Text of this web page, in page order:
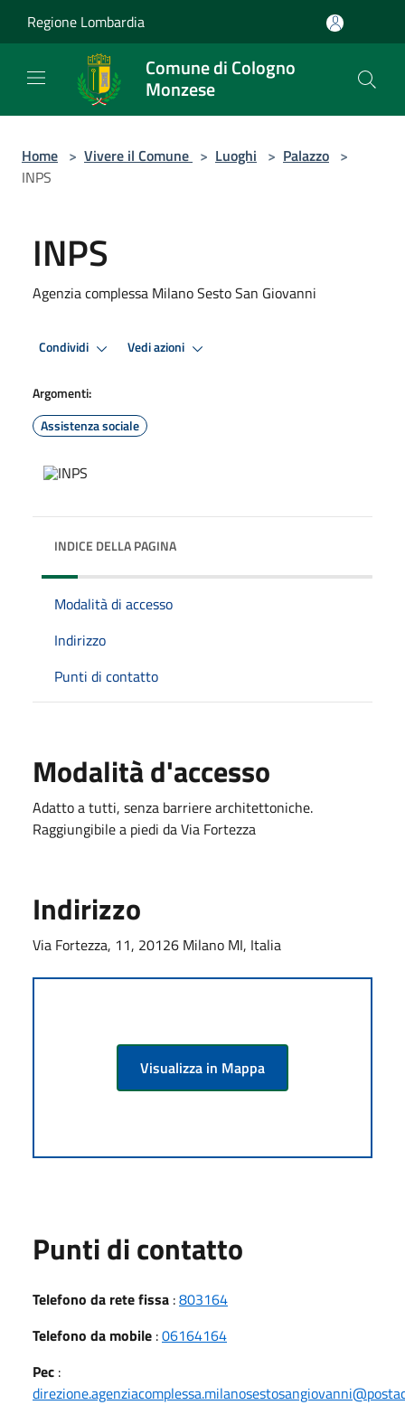
Regione Lombardia
Comune di Cologno
Monzese
Home > Vivere il Comune > Luoghi > Palazzo >
INPS
INPS
Agenzia complessa Milano Sesto San Giovanni
Condividi Vedi azioni
Argomenti:
Assistenza sociale
INDICE DELLA PAGINA
Modalità di accesso
Indirizzo
Punti di contatto
Modalità d'accesso
Adatto a tutti, senza barriere architettoniche.
Raggiungibile a piedi da Via Fortezza
Indirizzo
Via Fortezza, 11, 20126 Milano MI, Italia
Visualizza in Mappa
Punti di contatto
Telefono da rete fissa :803164
Telefono da mobile :06164164
Pec :